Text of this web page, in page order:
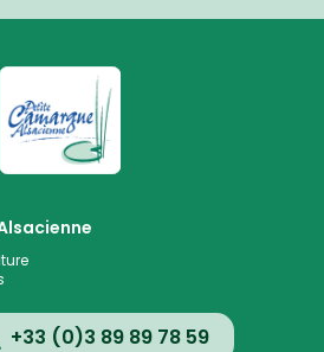
La Petite Camargue
+33 (0)3 89 89 78 59